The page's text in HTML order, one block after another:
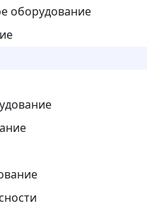
оборудование